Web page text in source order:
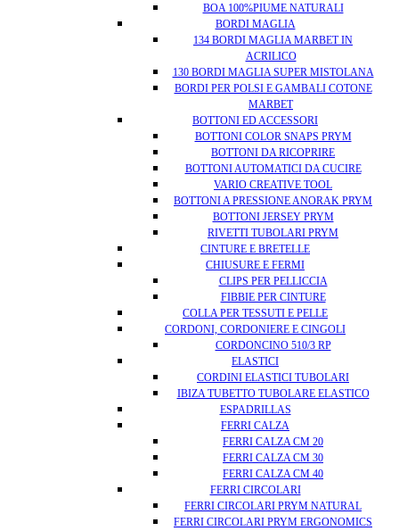
BOA 100%PIUME NATURALI
BORDI MAGLIA
134 BORDI MAGLIA MARBET IN
ACRILICO
130 BORDI MAGLIA SUPER MISTOLANA
BORDI PER POLSI E GAMBALI COTONE
MARBET
BOTTONI ED ACCESSORI
BOTTONI COLOR SNAPS PRYM
BOTTONI DA RICOPRIRE
BOTTONI AUTOMATICI DA CUCIRE
VARIO CREATIVE TOOL
BOTTONI A PRESSIONE ANORAK PRYM
BOTTONI JERSEY PRYM
RIVETTI TUBOLARI PRYM
CINTURE E BRETELLE
CHIUSURE E FERMI
CLIPS PER PELLICCIA
FIBBIE PER CINTURE
COLLA PER TESSUTI E PELLE
CORDONI, CORDONIERE E CINGOLI
CORDONCINO 510/3 RP
ELASTICI
CORDINI ELASTICI TUBOLARI
IBIZA TUBETTO TUBOLARE ELASTICO
ESPADRILLAS
FERRI CALZA
FERRI CALZA CM 20
FERRI CALZA CM 30
FERRI CALZA CM 40
FERRI CIRCOLARI
FERRI CIRCOLARI PRYM NATURAL
FERRI CIRCOLARI PRYM ERGONOMICS